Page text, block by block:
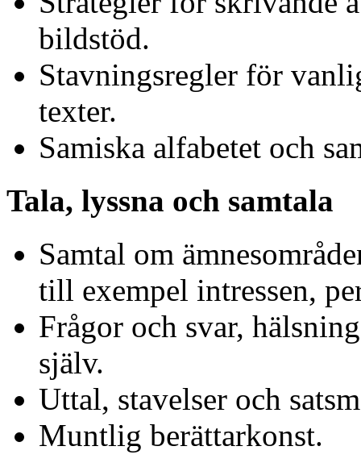
bildstöd.
Stavningsregler för
texter.
Samiska alfabetet och
Tala, lyssna och samtala
Samtal om
till exempel intressen,
Frågor och svar,
själv.
Uttal, stavelser och
Muntlig berättarkonst.